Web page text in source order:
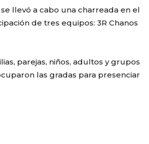
llevó a cabo una charreada en el
de tres equipos: 3R Chanos
parejas, niños, adultos y grupos
las gradas para presenciar